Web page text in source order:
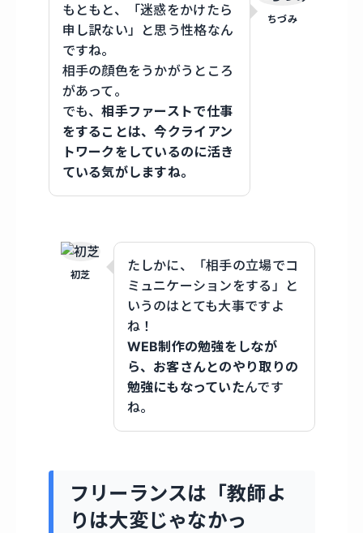
ちづみ
もともと、「迷惑をかけたら
申し訳ない」と思う性格なん
ですね。
相手の顔色をうかがうところ
があって。
でも、相手ファーストで仕事
をすることは、今クライアン
トワークをしているのに活き
ている気がしますね。
初芝
たしかに、「相手の立場でコ
ミュニケーションをする」と
いうのはとても大事ですよ
ね！
WEB制作の勉強をしなが
ら、お客さんとのやり取りの
勉強にもなっていたんです
ね。
フリーランスは「教師よ
りは大変じゃなかっ